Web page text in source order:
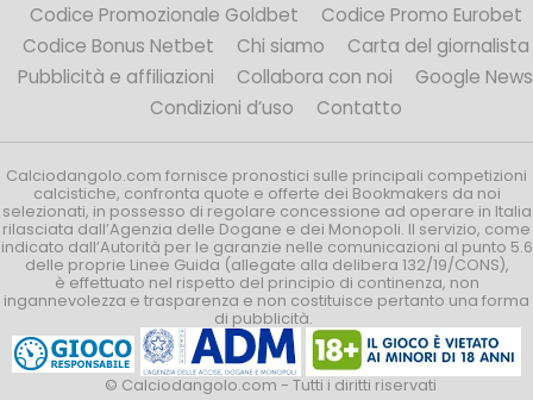
Codice Promozionale Goldbet
Codice Promo Eurobet
Codice Bonus Netbet
Chi siamo
Carta del giornalista
Pubblicità e affiliazioni
Collabora con noi
Google News
Condizioni d’uso
Contatto
Calciodangolo.com fornisce pronostici sulle principali competizioni
calcistiche, confronta quote e offerte dei Bookmakers da noi
selezionati, in possesso di regolare concessione ad operare in Italia
rilasciata dall’Agenzia delle Dogane e dei Monopoli. Il servizio, come
indicato dall’Autorità per le garanzie nelle comunicazioni al punto 5.6
delle proprie Linee Guida (allegate alla delibera 132/19/CONS),
è effettuato nel rispetto del principio di continenza, non
ingannevolezza e trasparenza e non costituisce pertanto una forma
di pubblicità.
© Calciodangolo.com - Tutti i diritti riservati